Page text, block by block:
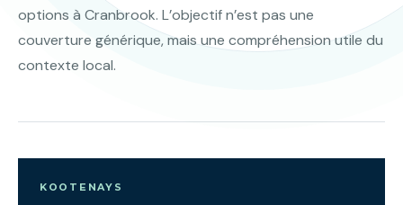
options à Cranbrook. L’objectif n’est pas une
couverture générique, mais une compréhension utile du
contexte local.
KOOTENAYS